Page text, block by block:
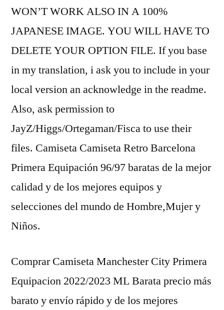
WON’T WORK ALSO IN A 100%
JAPANESE IMAGE. YOU WILL HAVE TO
DELETE YOUR OPTION FILE. If you base
in my translation, i ask you to include in your
local version an acknowledge in the readme.
Also, ask permission to
JayZ/Higgs/Ortegaman/Fisca to use their
files. Camiseta Camiseta Retro Barcelona
Primera Equipación 96/97 baratas de la mejor
calidad y de los mejores equipos y
selecciones del mundo de Hombre,Mujer y
Niños.
Comprar Camiseta Manchester City Primera
Equipacion 2022/2023 ML Barata precio más
barato y envío rápido y de los mejores